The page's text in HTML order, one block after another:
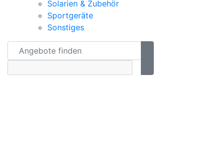
Solarien & Zubehör
Sportgeräte
Sonstiges